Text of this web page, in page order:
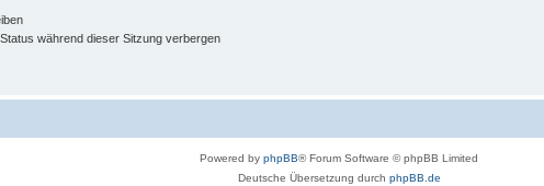
während dieser Sitzung verbergen
Powered by phpBB® Forum Software © phpBB Limited
Deutsche Übersetzung durch phpBB.de